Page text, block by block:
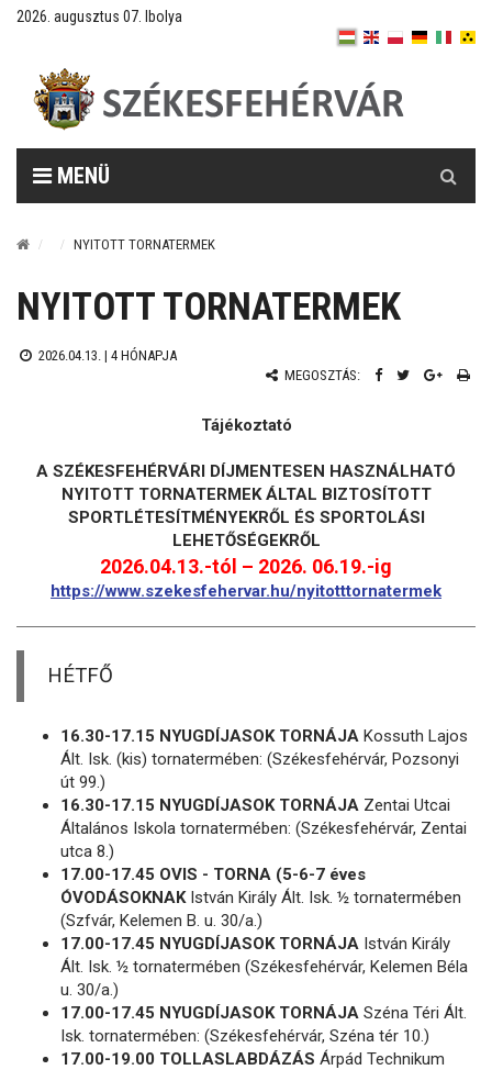
2026. augusztus 07. Ibolya
MENÜ
NYITOTT TORNATERMEK
NYITOTT TORNATERMEK
2026.04.13. | 4 HÓNAPJA
MEGOSZTÁS:
Tájékoztató
A SZÉKESFEHÉRVÁRI DÍJMENTESEN HASZNÁLHATÓ
NYITOTT TORNATERMEK ÁLTAL BIZTOSÍTOTT
SPORTLÉTESÍTMÉNYEKRŐL ÉS SPORTOLÁSI
LEHETŐSÉGEKRŐL
2026.04.13.-tól – 2026. 06.19.-ig
https://www.szekesfehervar.hu/nyitotttornatermek
HÉTFŐ
16.30-17.15 NYUGDÍJASOK TORNÁJA Kossuth Lajos
Ált. Isk. (kis) tornatermében: (Székesfehérvár, Pozsonyi
út 99.)
16.30-17.15 NYUGDÍJASOK TORNÁJA Zentai Utcai
Általános Iskola tornatermében: (Székesfehérvár, Zentai
utca 8.)
17.00-17.45 OVIS - TORNA (5-6-7 éves
ÓVODÁSOKNAKIstván Király Ált. Isk. ½ tornatermében
(Szfvár, Kelemen B. u. 30/a.)
17.00-17.45 NYUGDÍJASOK TORNÁJA István Király
Ált. Isk. ½ tornatermében (Székesfehérvár, Kelemen Béla
u. 30/a.)
17.00-17.45 NYUGDÍJASOK TORNÁJA Széna Téri Ált.
Isk. tornatermében: (Székesfehérvár, Széna tér 10.)
17.00-19.00 TOLLASLABDÁZÁS Árpád Technikum